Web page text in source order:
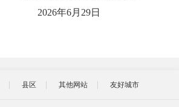
‎2026‎年‎6‎月‎29‎日
县区 其他网站 友好城市